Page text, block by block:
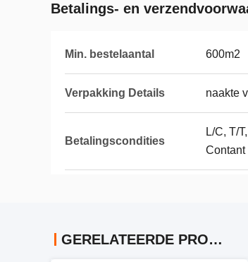
Betalings- en
Min. bestelaantal 600m2
Verpakking Details naakte
Betalingscondities
L/C, T/
Contant
GERELATEERDE PRODUCTEN